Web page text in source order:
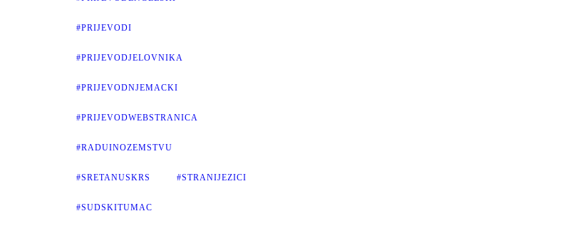
#PRIJEVODI
#PRIJEVODJELOVNIKA
#PRIJEVODNJEMACKI
#PRIJEVODWEBSTRANICA
#RADUINOZEMSTVU
#SRETANUSKRS #STRANIJEZICI
#SUDSKITUMAC